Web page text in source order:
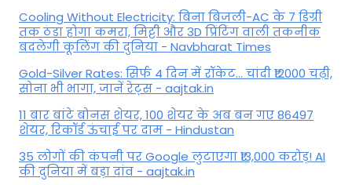
Cooling Without Electricity: बिना बिजली-AC के 7 डिग्री
तक ठंडा होगा कमरा, मिट्टी और 3D प्रिंटिंग वाली तकनीक
बदलेगी कूलिंग की दुनिया - Navbharat Times
Gold-Silver Rates: सिर्फ 4 दिन में रॉकेट... चांदी ₹12000 चढ़ी,
सोना भी भागा, जानें रेट्स - aajtak.in
11 बार बांटे बोनस शेयर, 100 शेयर के अब बन गए 86497
शेयर, रिकॉर्ड ऊंचाई पर दाम - Hindustan
35 लोगों की कंपनी पर Google लुटाएगा ₹13,000 करोड़! AI
की दुनिया में बड़ा दांव - aajtak.in